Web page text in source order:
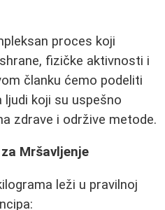
proces koji
fizičke aktivnosti i
članku ćemo podeliti
koji su uspešno
zdrave i održive metode.
Mršavljenje
leži u pravilnoj